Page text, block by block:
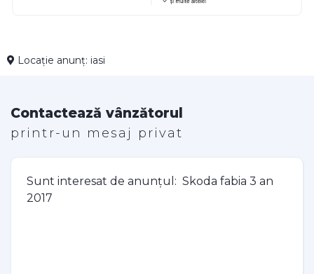
Locație anunț: iasi
Contactează vânzătorul
printr-un mesaj privat